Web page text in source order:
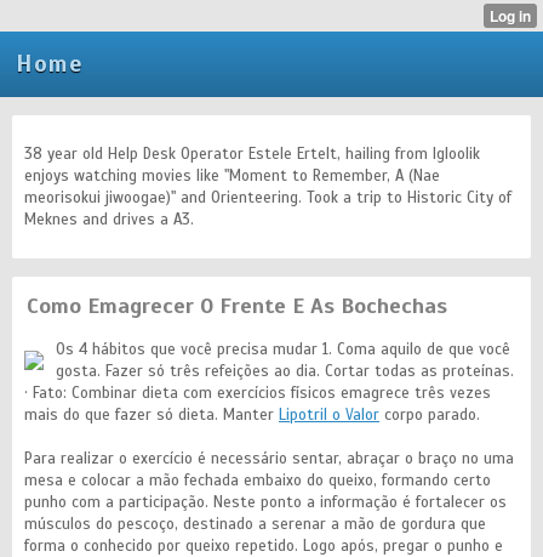
Home
38 year old Help Desk Operator Estele Ertelt, hailing from Igloolik
enjoys watching movies like "Moment to Remember, A (Nae
meorisokui jiwoogae)" and Orienteering. Took a trip to Historic City of
Meknes and drives a A3.
Como Emagrecer O Frente E As Bochechas
Os 4 hábitos que você precisa mudar 1. Coma aquilo de que você
gosta. Fazer só três refeições ao dia. Cortar todas as proteínas.
· Fato: Combinar dieta com exercícios físicos emagrece três vezes
mais do que fazer só dieta. Manter Lipotril o Valor corpo parado.
Para realizar o exercício é necessário sentar, abraçar o braço no uma
mesa e colocar a mão fechada embaixo do queixo, formando certo
punho com a participação. Neste ponto a informação é fortalecer os
músculos do pescoço, destinado a serenar a mão de gordura que
forma o conhecido por queixo repetido. Logo após, pregar o punho e